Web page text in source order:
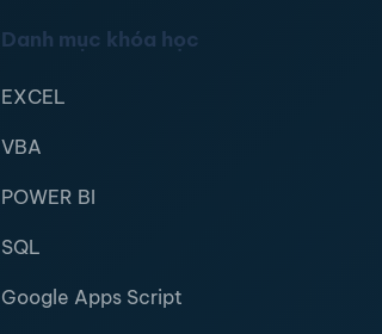
Danh mục khóa học
EXCEL
VBA
POWER BI
SQL
Google Apps Script